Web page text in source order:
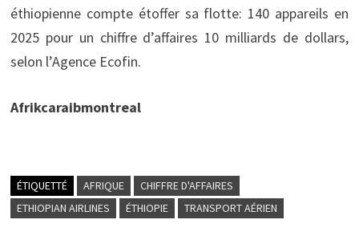
éthiopienne compte étoffer sa flotte: 140 appareils en
2025 pour un chiffre d’affaires 10 milliards de dollars,
selon l’Agence Ecofin.
Afrikcaraibmontreal
ÉTIQUETTÉ AFRIQUE
CHIFFRE D'AFFAIRES
ETHIOPIAN AIRLINES
ÉTHIOPIE TRANSPORT AÉRIEN